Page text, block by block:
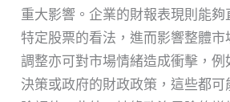
重大影響。企業的財報表現則能
特定股票的看法，進而影響整體市
調整亦可對市場情緒造成衝擊，例
決策或政府的財政政策，這些都